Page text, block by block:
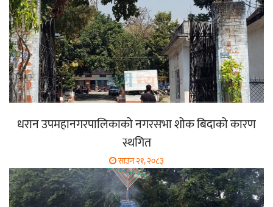
धरान उपमहानगरपालिकाको नगरसभा शोक बिदाको कारण
स्थगित
साउन २१, २०८३